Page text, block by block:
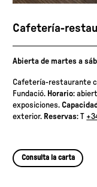
Cafetería-
Abierta de martes a
Cafetería-restaurante
Fundació. Horario:
exposiciones.Capacidad
exterior. Reservas: T
Consulta la carta